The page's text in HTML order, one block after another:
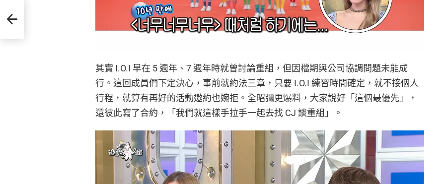
其實 I.O.I 早在 5 週年、7 週年時就曾討論重組，但因檔期與公司協調問題未能成
行。這回成員們下定決心，事前就約法三章，只要 I.O.I 練習時間確定，就不接個人
行程，就算有再好的活動邀約也婉拒。全昭彌更爆料，大家說好「這個最優先」，
還彼此寫了合約，「我們就這樣手拉手一起去找 CJ 談重組」。